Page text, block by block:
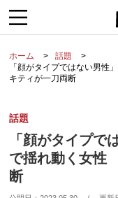
ホーム
話題
「顔がタイプではない男性
キティが一刀両断
話題
「顔がタイプで
で揺れ動く女性
断